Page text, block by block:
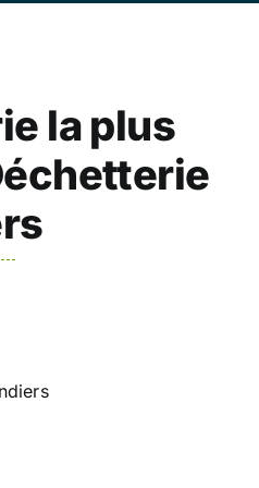
la plus